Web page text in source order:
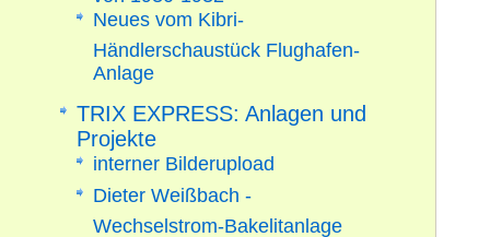
Neues vom Kibri-
Händlerschaustück Flughafen-
Anlage
TRIX EXPRESS: Anlagen und
Projekte
interner Bilderupload
Dieter Weißbach -
Wechselstrom-Bakelitanlage